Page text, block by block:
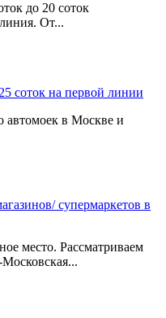
до 20 соток
От...
соток на первой линии
автомоек в Москве и
супермаркетов в
место. Рассматриваем